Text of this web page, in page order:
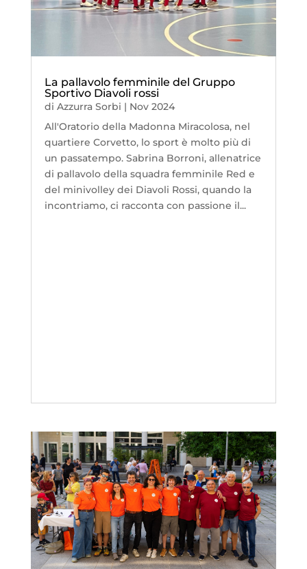
La pallavolo femminile del Gruppo
Sportivo Diavoli rossi
di Azzurra Sorbi | Nov 2024
All'Oratorio della Madonna Miracolosa, nel
quartiere Corvetto, lo sport è molto più di
un passatempo. Sabrina Borroni, allenatrice
di pallavolo della squadra femminile Red e
del minivolley dei Diavoli Rossi, quando la
incontriamo, ci racconta con passione il...